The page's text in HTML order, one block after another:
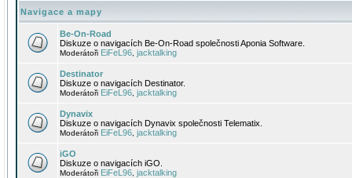
Navigace a mapy
Be-On-Road
Diskuze o navigacích Be-On-Road společnosti Aponia Software.
Moderátoři EiFeL96 jacktalking
Destinator
Diskuze o navigacích Destinator.
Moderátoři EiFeL96 jacktalking
Dynavix
Diskuze o navigacích Dynavix společnosti Telematix.
Moderátoři EiFeL96 jacktalking
iGO
Diskuze o navigacích iGO.
Moderátoři EiFeL96 jacktalking